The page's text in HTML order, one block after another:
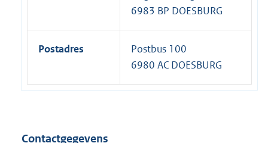
6983 BP DOESBURG
Postadres
Postbus 100
6980 AC DOESBURG
Contactgegevens